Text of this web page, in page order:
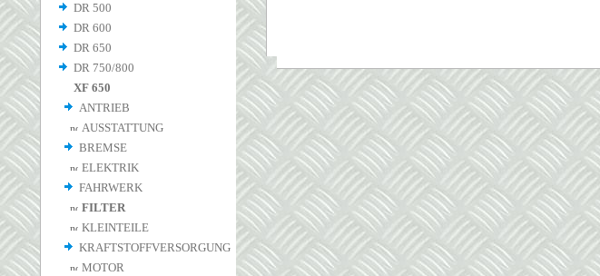
DR 500
DR 600
DR 650
DR 750/800
XF 650
ANTRIEB
AUSSTATTUNG
BREMSE
ELEKTRIK
FAHRWERK
FILTER
KLEINTEILE
KRAFTSTOFFVERSORGUNG
MOTOR